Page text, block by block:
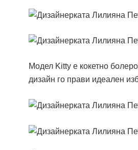
Модел Kitty е кокетно
дизайн го прави идеален